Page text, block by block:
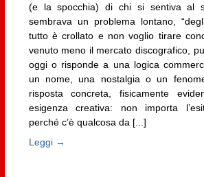
(e la spocchia) di chi si sentiva al
sembrava un problema lontano,
tutto è crollato e non voglio tirare
venuto meno il mercato discografico,
oggi o risponde a una logica
un nome, una nostalgia o un
risposta concreta, fisicamente
esigenza creativa: non importa
perché c’è qualcosa da [...]
Leggi →